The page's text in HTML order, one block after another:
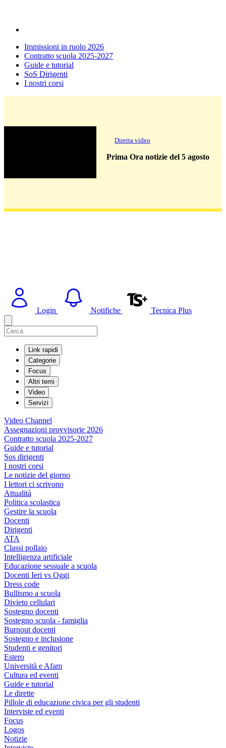
Immissioni in ruolo 2026
Contratto scuola 2025-2027
Guide e tutorial
SoS Dirigenti
I nostri corsi
Diretta video
Prima Ora notizie del 5 agosto
Login Notifiche Tecnica Plus
Link rapidi
Categorie
Focus
Altri temi
Video
Servizi
Video Channel
Assegnazioni provvisorie 2026
Contratto scuola 2025-2027
Guide e tutorial
Sos dirigenti
I nostri corsi
Le notizie del giorno
I lettori ci scrivono
Attualità
Politica scolastica
Gestire la scuola
Docenti
Dirigenti
ATA
Classi pollaio
Intelligenza artificiale
Educazione sessuale a scuola
Docenti Ieri vs Oggi
Dress code
Bullismo a scuola
Divieto cellulari
Sostegno docenti
Sostegno scuola - famiglia
Burnout docenti
Sostegno e inclusione
Studenti e genitori
Estero
Università e Afam
Cultura ed eventi
Guide e tutorial
Le dirette
Pillole di educazione civica per gli studenti
Interviste ed eventi
Focus
Logos
Notizie